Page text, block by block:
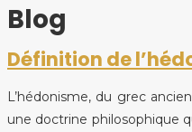
Blog
Définition de
L’hédonisme, du grec
une doctrine philosophique